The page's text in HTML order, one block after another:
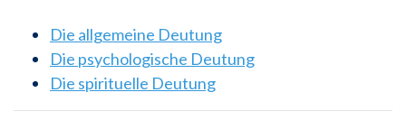
Die allgemeine Deutung
Die psychologische Deutung
Die spirituelle Deutung